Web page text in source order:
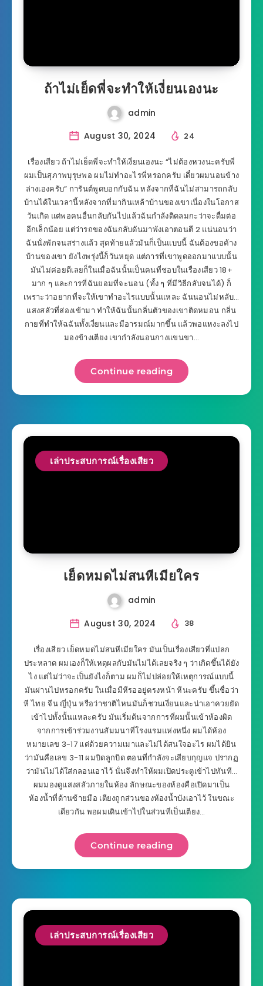
ถ้าไม่เย็ดพี่จะทำให้เงี่ยนเองนะ
admin
August 30, 2024
24
เรื่องเสียว ถ้าไม่เย็ดพี่จะทำให้เงี่ยนเองนะ “ไม่ต้องหวงนะครับพี่
ผมเป็นสุภาพบุรุษพอ ผมไม่ทำอะไรพี่หรอกครับ เดี๋ยวผมนอนข้าง
ล่างเองครับ” การันต์พูดบอกกับฉัน หลังจากที่ฉันไม่สามารถกลับ
บ้านได้ในเวลานี้หลังจากที่มากินเหล้าบ้านของเขาเนื่องในโอกาส
วันเกิด แต่พอคนอื่นกลับกันไปแล้วฉันกำลังติดลมกะว่าจะดื่มต่อ
อีกเล็กน้อย แต่ว่ารถของฉันกลับดันมาพังเอาตอนตี 2 แน่นอนว่า
ฉันนั่งพักจนสร่างแล้ว สุดท้ายแล้วมันก็เป็นแบบนี้ ฉันต้องขอค้าง
บ้านของเขา ยังไงพรุ่งนี้ก็วันหยุด แต่การที่เขาพูดออกมาแบบนั้น
มันไม่ค่อยดีเลยก็ในเมื่อฉันนั้นเป็นคนที่ชอบในเรื่องเสียว 18+
มาก ๆ และการที่ฉันยอมที่จะนอน (ทั้ง ๆ ที่มีวิธีกลับจนได้) ก็
เพราะว่าอยากที่จะให้เขาทำอะไรแบบนั้นแหละ ฉันนอนไม่หลับ…
แสงสลัวที่ส่องเข้ามา ทำให้ฉันนั้นกลิ่นตัวของเขาติดหมอน กลิ่น
กายที่ทำให้ฉฉันทั้งเงี่ยนและมีอารมณ์มากขึ้น แล้วพอแหงะลงไป
มองข้างเตียง เขากำลังนอนกางแขนขา…
Continue reading
เล่าประสบการณ์เรื่องเสียว
เย็ดหมดไม่สนหีเมียใคร
admin
August 30, 2024
38
เรื่องเสียว เย็ดหมดไม่สนหีเมียใคร มันเป็นเรื่องเสียวที่แปลก
ประหลาด ผมเองก็ให้เหตุผลกับมันไม่ได้เลยจริง ๆ ว่าเกิดขึ้นได้ยัง
ไง แต่ไม่ว่าจะเป็นยังไงก็ตาม ผมก็ไม่ปล่อยให้เหตุการณ์แบบนี้
มันผ่านไปหรอกครับ ในเมื่อมีหีรออยู่ตรงหน้า หีนะครับ ขึ้นชื่อว่า
หี ไทย จีน ญี่ปุ่น หรือว่าชาติไหนมันก็ชวนเงี่ยนและน่าเอาควยยัด
เข้าไปทั้งนั้นแหละครับ มันเริ่มต้นจากการที่ผมนั้นเข้าห้องผิด
จากการเข้าร่วมงานสัมมนาที่โรงแรมแห่งหนึ่ง ผมได้ห้อง
หมายเลข 3-17 แต่ด้วยความเมาและไม่ได้สนใจอะไร ผมได้ยิน
ว่ามันคือเลข 3-11 ผมบิดลูกบิด ตอนที่กำลังจะเสียบกุญแจ ปรากฏ
ว่ามันไม่ได้ใส่กลอนเอาไว้ นั่นจึงทำให้ผมเปิดประตูเข้าไปทันที…
ผมมองดูแสงสลัวภายในห้อง ลักษณะของห้องคือเปิดมาเป็น
ห้องน้ำที่ด้านซ้ายมือ เตียงถูกส่วนของห้องน้ำบังเอาไว้ ในขณะ
เดียวกัน พอผมเดินเข้าไปในส่วนที่เป็นเตียง…
Continue reading
เล่าประสบการณ์เรื่องเสียว